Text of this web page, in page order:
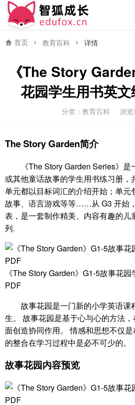
首页 教育百科 详情
《The Story
花园学生用书英
分类： 教育百科 浏
The Story Garden简介
《The Story Garden Series》是
或其他童话故事的学生用书练习册，
单元都以目标词汇的介绍开始；单元
故事、语言游戏等等……从 G3 开始
表，是一套制作精美、内容有趣的儿
列.
《The Story Garden》G1-5故事花
PDF
故事花园是一门新的小学英语课
生。 故事花园是基于心与心的方法
面创造协同作用。 情感和思想不仅
的整合在学习过程中是必不可少的。
故事花园内容预览